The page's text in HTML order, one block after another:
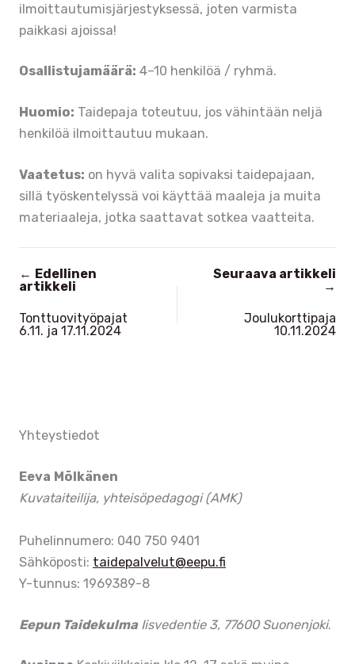
ilmoittautumisjärjestyksessä, joten varmista
paikkasi ajoissa!
Osallistujamäärä: 4–10 henkilöä / ryhmä.
Huomio: Taidepaja toteutuu, jos vähintään neljä
henkilöä ilmoittautuu mukaan.
Vaatetus: on hyvä valita sopivaksi taidepajaan,
sillä työskentelyssä voi käyttää maaleja ja muita
materiaaleja, jotka saattavat sotkea vaatteita.
← Edellinen
artikkeli
Tonttuovityöpajat
6.11. ja 17.11.2024
Seuraava artikkeli
→
Joulukorttipaja
10.11.2024
Yhteystiedot
Eeva Mölkänen
Kuvataiteilija, yhteisöpedagogi (AMK)
Puhelinnumero: 040 750 9401
Sähköposti: taidepalvelut@eepu.fi
Y-tunnus: 1969389-8
Eepun Taidekulma Iisvedentie 3, 77600 Suonenjoki.